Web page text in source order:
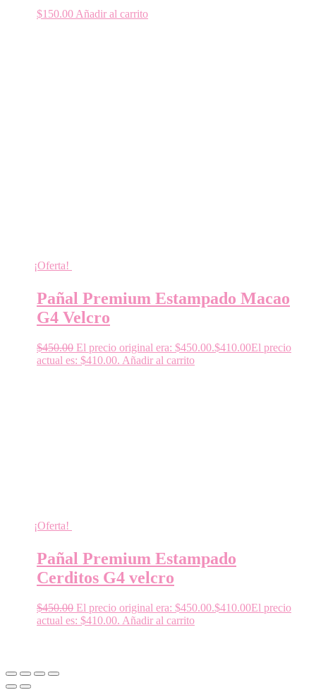
$150.00Añadir al carrito
¡Oferta!
Pañal Premium Estampado Macao
G4 Velcro
$450.00 El precio original era: $450.00.$410.00El precio
actual es: $410.00. Añadir al carrito
¡Oferta!
Pañal Premium Estampado
Cerditos G4 velcro
$450.00 El precio original era: $450.00.$410.00El precio
actual es: $410.00. Añadir al carrito